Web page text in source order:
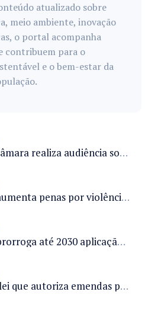
atualizado sobre
meio ambiente, inovação
o portal acompanha
contribuem para o
e o bem-estar da
Comissão da Câmara realiza audiência sobre apostas online para medir o tamanho do mercado ilegal
Lei 15.487/26 aumenta penas por violência sexual digital contra crianças e adolescentes e autoriza ronda virtual para investigação
Lei 15.486/26 prorroga até 2030 aplicação do FGTS em crédito para hospitais filantrópicos e santas casas
Lula sanciona lei que autoriza emendas parlamentares para atendimento pré-hospitalar pelos bombeiros